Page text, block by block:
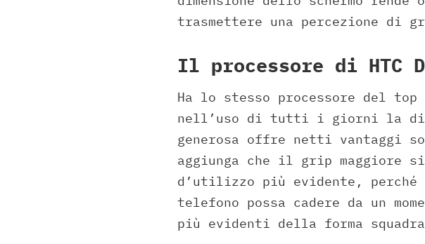
trasmettere una percezione di
Il processore di HTC
Ha lo stesso processore del top
nell’uso di tutti i giorni la
generosa offre netti vantaggi
aggiunga che il grip maggiore
d’utilizzo più evidente,
telefono possa cadere da un
più evidenti della forma